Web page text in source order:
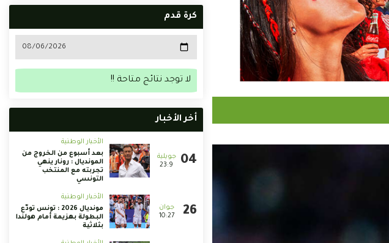
كرة قدم
لا توجد نتائج متاحة !!
أخر الأخبار
23:9
الأخبار الوطنية
بعد أسبوع من الخروج من
المونديال : رونار ينهي
تجربته مع المنتخب
التونسي
10:27
الأخبار الوطنية
مونديال 2026 : تونس تودّع
البطولة بهزيمة أمام هولندا
بثلاثية